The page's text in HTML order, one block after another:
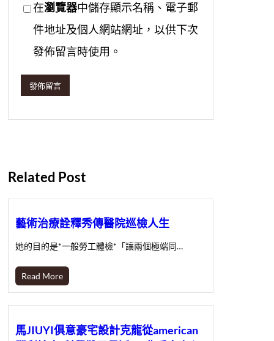
在瀏覽器中儲存顯示名稱、電子郵
件地址及個人網站網址，以供下次
發佈留言時使用。
Related Post
藝術治療詮釋秀傳醫院巡檢人生
她的目的是*一般勞工體檢*「讓兩個極端同…
Read More
馬JIUYI俱意豪宅設計克龍從american